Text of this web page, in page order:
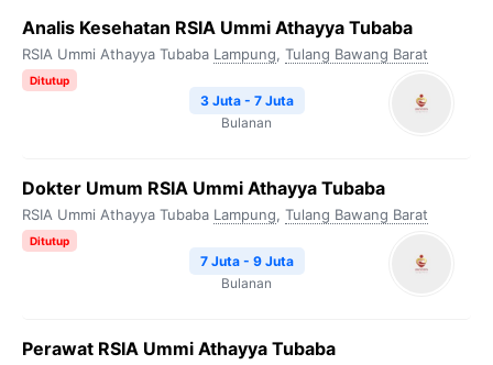
Analis Kesehatan RSIA Ummi Athayya Tubaba
RSIA Ummi Athayya Tubaba Lampung, Tulang Bawang Barat
Ditutup
3 Juta - 7 Juta
Bulanan
Dokter Umum RSIA Ummi Athayya Tubaba
RSIA Ummi Athayya Tubaba Lampung, Tulang Bawang Barat
Ditutup
7 Juta - 9 Juta
Bulanan
Perawat RSIA Ummi Athayya Tubaba